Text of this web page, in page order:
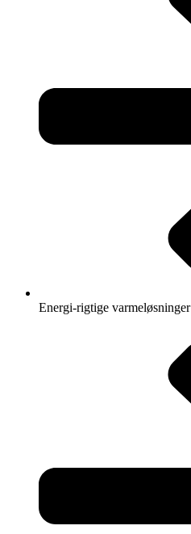
Energi-rigtige varmeløsninger